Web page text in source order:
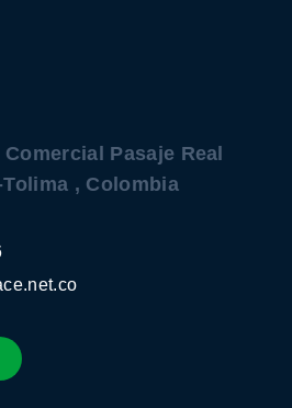
Pasaje Real
Tolima , Colombia